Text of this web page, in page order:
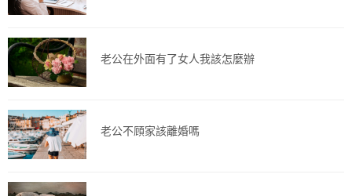
老公在外面有了女人我該怎麼辦
老公不頋家該離婚嗎